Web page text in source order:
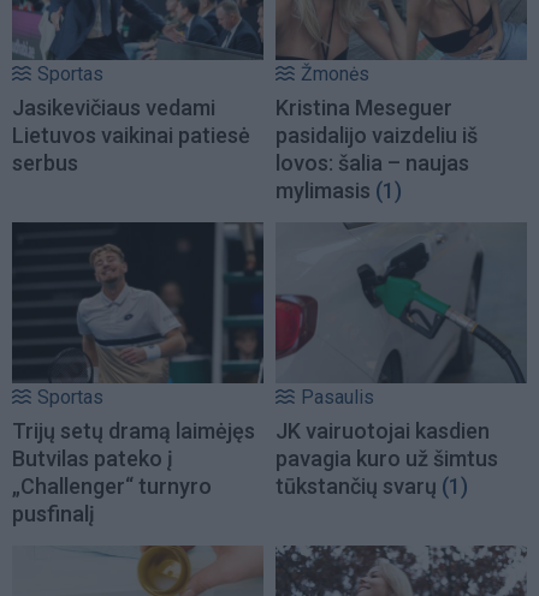
Sportas
Jasikevičiaus vedami
Lietuvos vaikinai patiesė
serbus
Žmonės
Kristina Meseguer
pasidalijo vaizdeliu iš
lovos: šalia – naujas
mylimasis (1)
Sportas
Trijų setų dramą laimėjęs
Butvilas pateko į
„Challenger“ turnyro
pusfinalį
Pasaulis
JK vairuotojai kasdien
pavagia kuro už šimtus
tūkstančių svarų (1)